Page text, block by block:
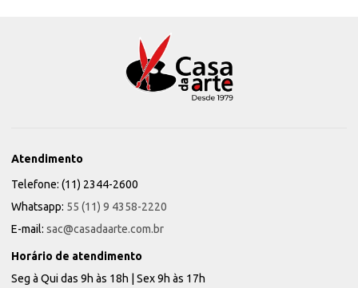
Atendimento
Telefone: (11) 2344-2600
Whatsapp: 55 (11) 9 4358-2220
E-mail: sac@casadaarte.com.br
Horário de atendimento
Seg à Qui das 9h às 18h | Sex 9h às 17h